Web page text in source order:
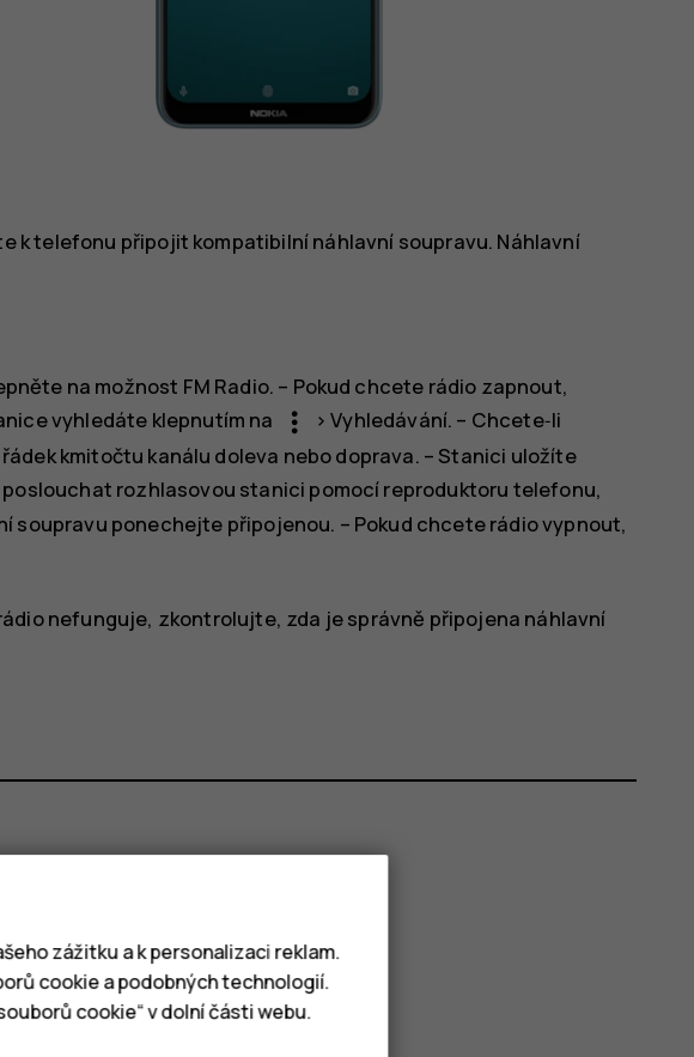
k telefonu připojit kompatibilní náhlavní soupravu. Náhlavní
na možnost FM Radio. – Pokud chcete rádio zapnout,
vyhledáte klepnutím na more_vert >Vyhledávání. – Chcete‑li
kmitočtu kanálu doleva nebo doprava. – Stanici uložíte
poslouchat rozhlasovou stanici pomocí reproduktoru telefonu,
soupravu ponechejte připojenou. – Pokud chcete rádio vypnout,
nefunguje, zkontrolujte, zda je správně připojena náhlavní
zážitku a k personalizaci reklam.
cookie a podobných technologií.
cookie“ v dolní části webu.